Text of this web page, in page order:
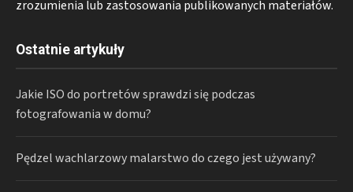
zrozumienia lub zastosowania publikowanych materiałów.
Ostatnie artykuły
Jakie ISO do portretów sprawdzi się podczas
fotografowania w domu?
Pędzel wachlarzowy malarstwo do czego jest używany?